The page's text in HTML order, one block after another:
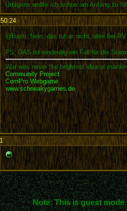
Ürbigens wollte ich schon am Anfang zu
:
@Basti: Nein, das tut er nicht, aber bei
PS: DAS ist eindeutig ein Fall für die
War was never the brightest idea of
Community Project
ComPro Webgame
www.schneakygames.de
:
Note: This is guest